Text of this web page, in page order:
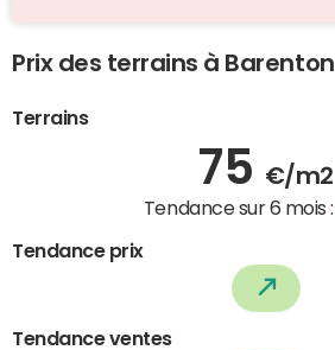
Prix des terrains à Barenton
Terrains
75 €/m2
Tendance sur 6 mois :
Tendance prix
Tendance ventes